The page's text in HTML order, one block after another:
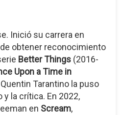
Inició su carrera en
obtener reconocimiento
Better Things (2016-
Upon a Time in
Tarantino la puso
y la crítica. En 2022,
en Scream,